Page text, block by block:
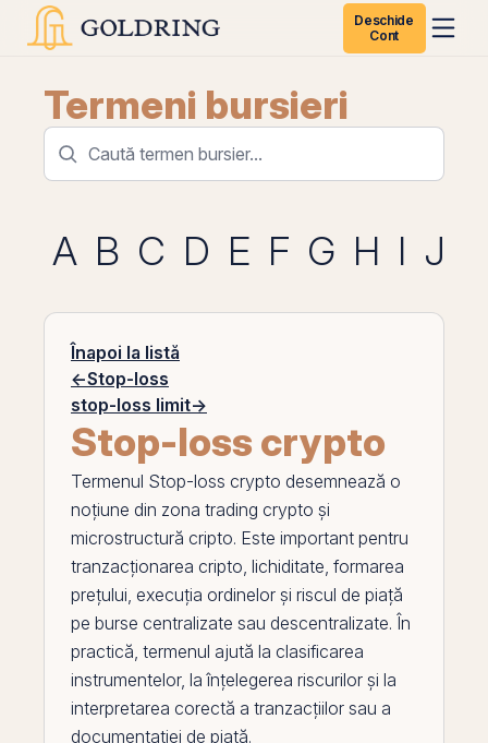
Deschide
Cont
Termeni bursieri
A B C D E F G H I J
Înapoi la listă
←Stop-loss
stop-loss limit→
Stop-loss crypto
Termenul Stop-loss crypto desemnează o
noțiune din zona trading crypto și
microstructură cripto. Este important pentru
tranzacționarea cripto, lichiditate, formarea
prețului, execuția ordinelor și riscul de piață
pe burse centralizate sau descentralizate. În
practică, termenul ajută la clasificarea
instrumentelor, la înțelegerea riscurilor și la
interpretarea corectă a tranzacțiilor sau a
documentației de piață.